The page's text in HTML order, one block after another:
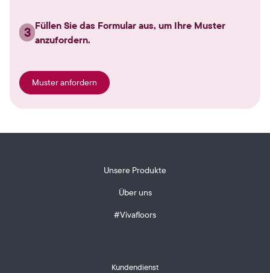
3 Füllen Sie das Formular aus, um Ihre Muster
anzufordern.
Muster anfordern
Unsere Produkte
Über uns
#Vivafloors
Kundendienst